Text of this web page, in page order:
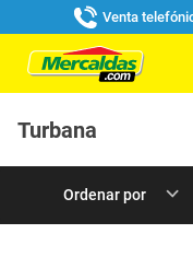
Venta
Turbana